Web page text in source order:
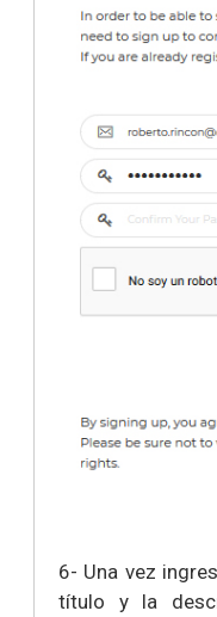
6- Una vez
título y la